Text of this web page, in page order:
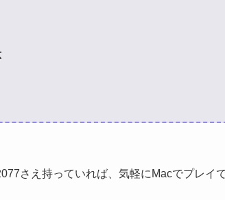
さえ持っていれば、気軽にMacでプレイ